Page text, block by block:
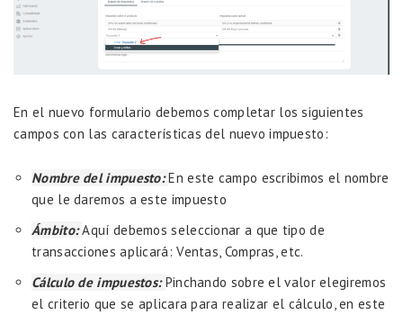
En el nuevo formulario debemos completar los siguientes
campos con las características del nuevo impuesto:
Nombre del impuesto:En este campo escribimos el nombre
que le daremos a este impuesto
Ámbito:Aquí debemos seleccionar a que tipo de
transacciones aplicará: Ventas, Compras, etc.
Cálculo de impuestos:Pinchando sobre el valor elegiremos
el criterio que se aplicara para realizar el cálculo, en este